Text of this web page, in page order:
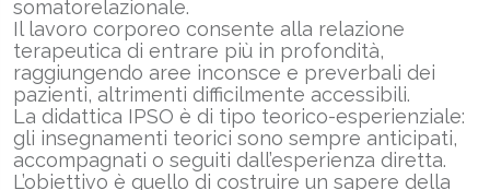
somatorelazionale.
Il lavoro corporeo consente alla relazione
terapeutica di entrare più in profondità,
raggiungendo aree inconsce e preverbali dei
pazienti, altrimenti difficilmente accessibili.
La didattica IPSO è di tipo teorico-esperienziale:
gli insegnamenti teorici sono sempre anticipati,
accompagnati o seguiti dall’esperienza diretta.
L’obiettivo è quello di costruire un sapere della